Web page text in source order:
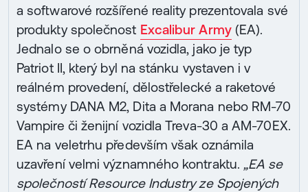
a softwarové rozšířené reality prezentovala své
produkty společnost Excalibur Army(EA).
Jednalo se o obrněná vozidla, jako je typ
Patriot II, který byl na stánku vystaven i v
reálném provedení, dělostřelecké a raketové
systémy DANA M2, Dita a Morana nebo RM-70
Vampire či ženijní vozidla Treva-30 a AM-70EX.
EA na veletrhu především však oznámila
uzavření velmi významného kontraktu. „EA se
společností Resource Industry ze Spojených